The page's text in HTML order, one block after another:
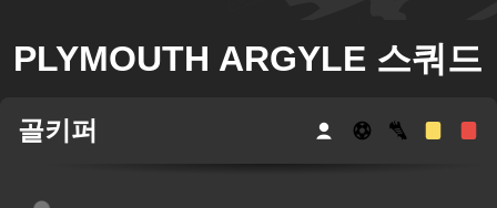
PLYMOUTH ARGYLE 스쿼드
골키퍼